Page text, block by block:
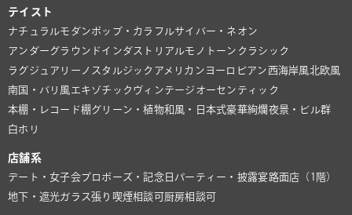
テイスト
ナチュラルモダンポップ・カラフルサイバー・ネオン
アンダーグラウンド インダストリアルモノトーン クラシック
ラグジュアリー ノスタルジック アメリカン ヨーロピアン西海岸風北欧風
南国・バリ風 エキゾチック ヴィンテージ オーセンティック
本棚・レコード棚グリーン・植物和風・日本式豪華絢爛夜景・ビル群
白ホリ
店舗系
デート・女子会プロポーズ・記念日 パーティー・披露宴路面店（1階）
地下・遮光ガラス張り 喫煙相談可厨房相談可